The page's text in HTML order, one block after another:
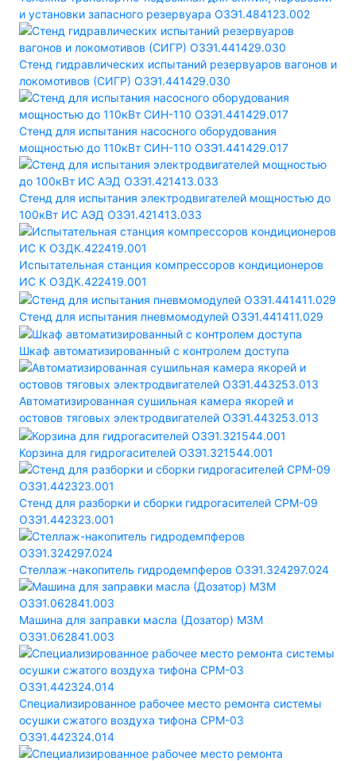
и установки запасного резервуара ОЗЭ1.484123.002
Стенд гидравлических испытаний резервуаров вагонов и
локомотивов (СИГР) ОЗЭ1.441429.030
Стенд для испытания насосного оборудования
мощностью до 110кВт СИН-110 ОЗЭ1.441429.017
Стенд для испытания электродвигателей мощностью до
100кВт ИС АЭД ОЗЭ1.421413.033
Испытательная станция компрессоров кондиционеров
ИС К ОЗДК.422419.001
Стенд для испытания пневмомодулей ОЗЭ1.441411.029
Шкаф автоматизированный с контролем доступа
Автоматизированная сушильная камера якорей и
остовов тяговых электродвигателей ОЗЭ1.443253.013
Корзина для гидрогасителей ОЗЭ1.321544.001
Стенд для разборки и сборки гидрогасителей СРМ-09
ОЗЭ1.442323.001
Стеллаж-накопитель гидродемпферов ОЗЭ1.324297.024
Машина для заправки масла (Дозатор) МЗМ
ОЗЭ1.062841.003
Специализированное рабочее место ремонта системы
осушки сжатого воздуха тифона СРМ-03
ОЗЭ1.442324.014